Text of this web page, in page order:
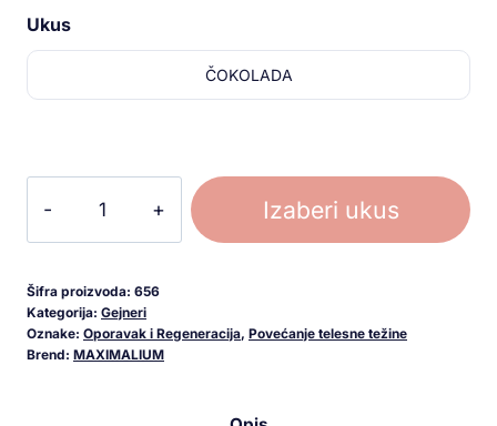
Ukus
ČOKOLADA
Izaberi ukus
Šifra proizvoda: 656
Kategorija: Gejneri
Oznake: Oporavak i Regeneracija, Povećanje telesne težine
Brend: MAXIMALIUM